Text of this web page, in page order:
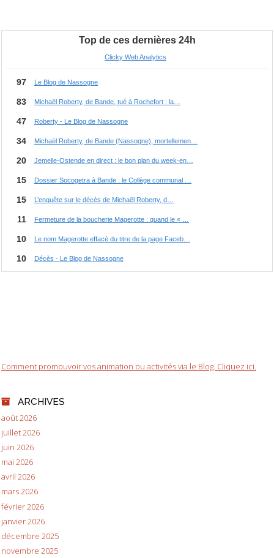
Comment promouvoir vos animation ou activités via le Blog. Cliquez ici.
ARCHIVES
août 2026
juillet 2026
juin 2026
mai 2026
avril 2026
mars 2026
février 2026
janvier 2026
décembre 2025
novembre 2025